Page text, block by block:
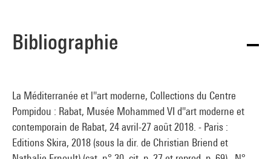
Bibliographie
La Méditerranée et l''art moderne, Collections du Centre
Pompidou : Rabat, Musée Mohammed VI d''art moderne et
contemporain de Rabat, 24 avril-27 août 2018. - Paris :
Editions Skira, 2018 (sous la dir. de Christian Briend et